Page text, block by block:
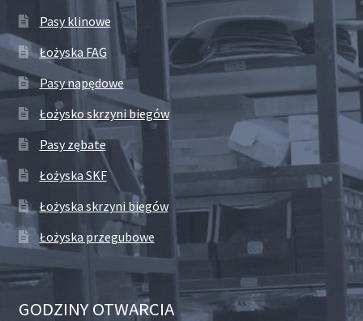
Pasy klinowe
Łożyska FAG
Pasy napędowe
Łożysko skrzyni biegów
Pasy zębate
Łożyska SKF
Łożyska skrzyni biegów
Łożyska przegubowe
GODZINY OTWARCIA